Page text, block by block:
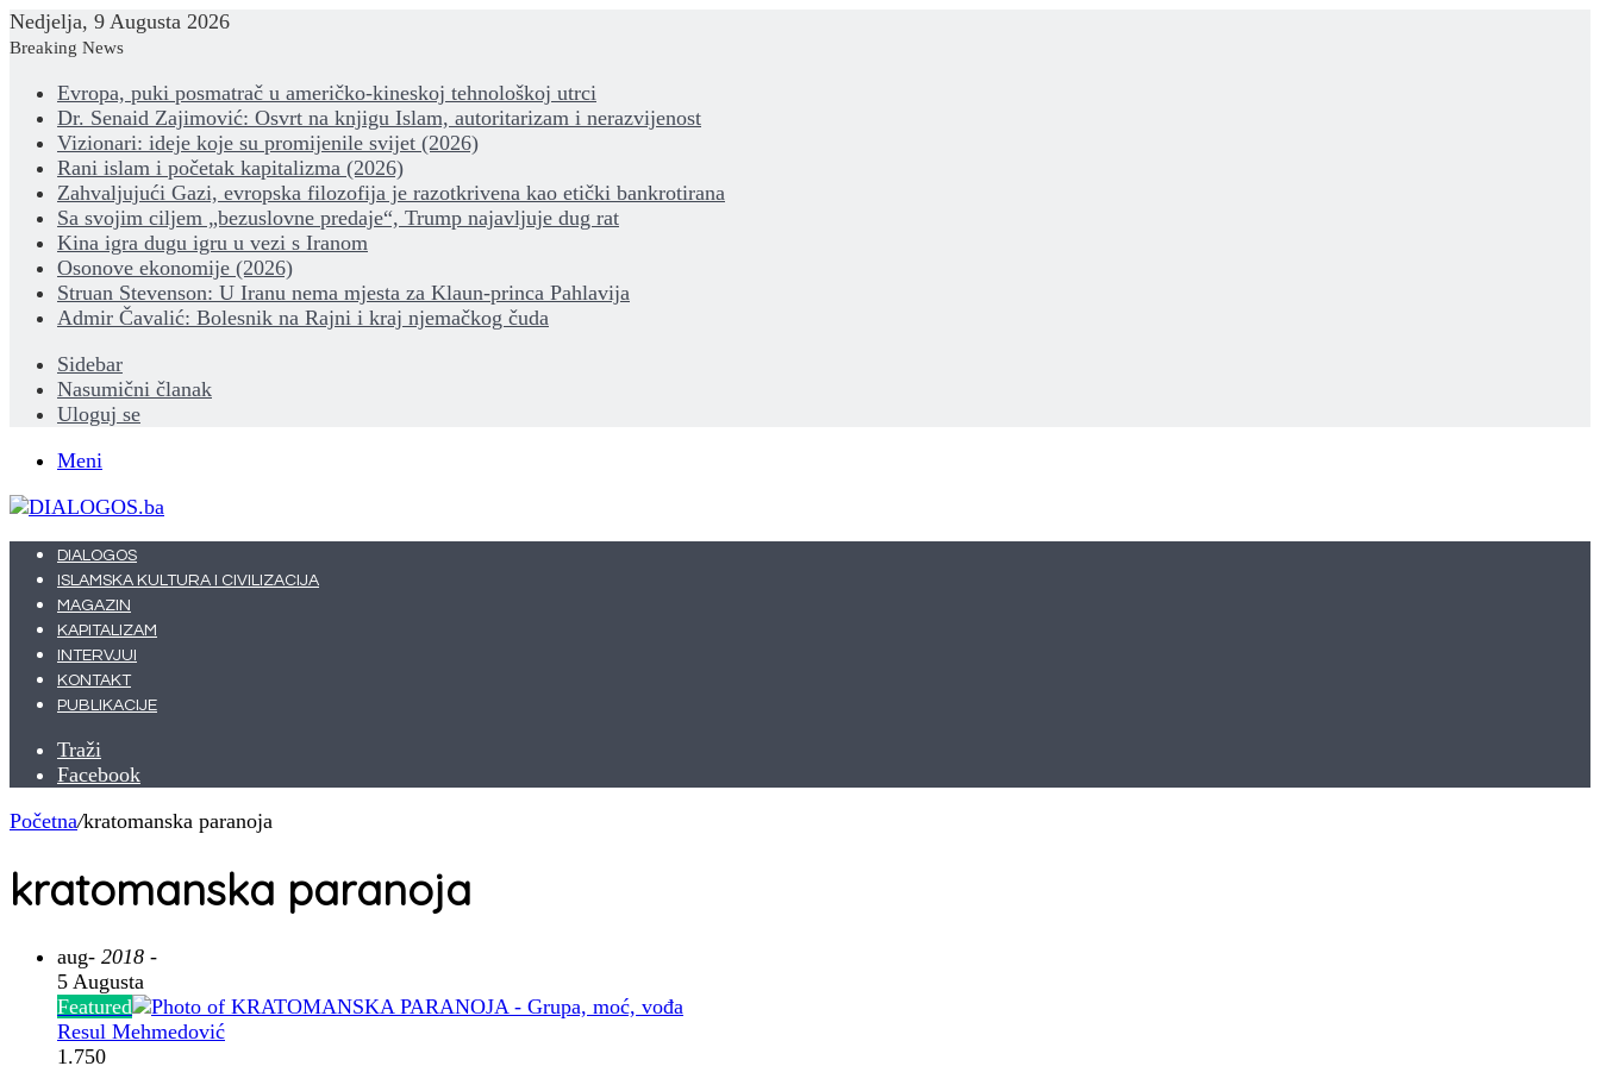
Nedjelja, 9 Augusta 2026
Breaking News
Evropa, puki posmatrač u američko-kineskoj tehnološkoj utrci
Dr. Senaid Zajimović: Osvrt na knjigu Islam, autoritarizam i nerazvijenost
Vizionari: ideje koje su promijenile svijet (2026)
Rani islam i početak kapitalizma (2026)
Zahvaljujući Gazi, evropska filozofija je razotkrivena kao etički bankrotirana
Sa svojim ciljem „bezuslovne predaje“, Trump najavljuje dug rat
Kina igra dugu igru u vezi s Iranom
Osonove ekonomije (2026)
Struan Stevenson: U Iranu nema mjesta za Klaun-princa Pahlavija
Admir Čavalić: Bolesnik na Rajni i kraj njemačkog čuda
Sidebar
Nasumični članak
Uloguj se
Meni
DIALOGOS
ISLAMSKA KULTURA I CIVILIZACIJA
MAGAZIN
KAPITALIZAM
INTERVJUI
KONTAKT
PUBLIKACIJE
Traži
Facebook
Početna/kratomanska paranoja
kratomanska paranoja
aug- 2018 -
5 Augusta
Featured
Resul Mehmedović
1.750